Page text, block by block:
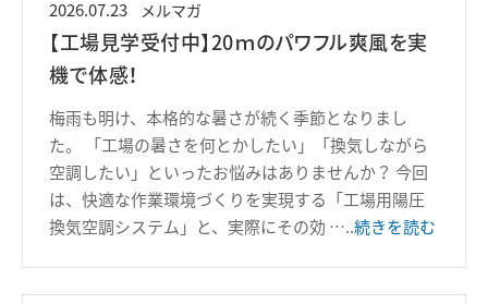
2026.07.23 メルマガ
【工場見学受付中】20ｍのパワフル爽風を実
機で体感！
梅雨も明け、本格的な暑さが続く季節となりまし
た。 「工場の暑さを何とかしたい」「換気しながら
空調したい」といったお悩みはありませんか？ 今回
は、快適な作業環境づくりを実現する「工場用陽圧
換気空調システム」と、実際にその効 …..続きを読む